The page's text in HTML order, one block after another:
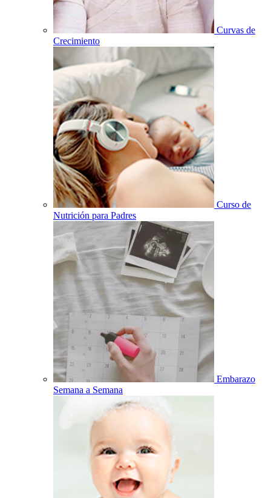
Curvas de
Crecimiento
Curso de
Nutrición para Padres
Embarazo
Semana a Semana